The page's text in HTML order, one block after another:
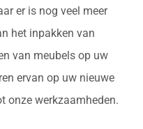
er is nog veel meer
het inpakken van
van meubels op uw
ervan op uw nieuwe
onze werkzaamheden.